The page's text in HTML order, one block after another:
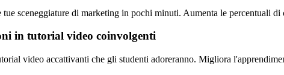
sceneggiature di marketing in pochi minuti. Aumenta le percentuali
in tutorial video coinvolgenti
video accattivanti che gli studenti adoreranno. Migliora